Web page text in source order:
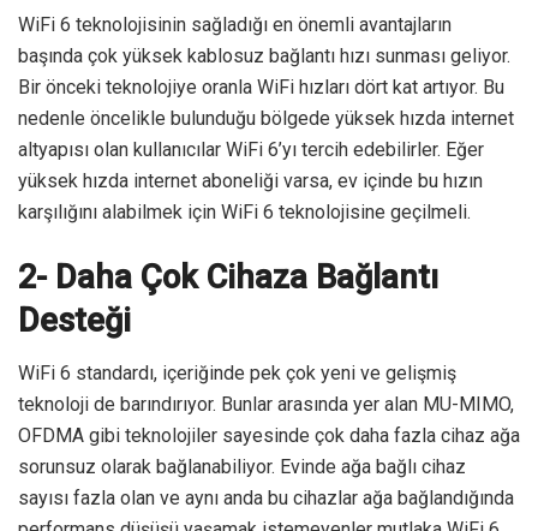
WiFi 6 teknolojisinin sağladığı en önemli avantajların
başında çok yüksek kablosuz bağlantı hızı sunması geliyor.
Bir önceki teknolojiye oranla WiFi hızları dört kat artıyor. Bu
nedenle öncelikle bulunduğu bölgede yüksek hızda internet
altyapısı olan kullanıcılar WiFi 6’yı tercih edebilirler. Eğer
yüksek hızda internet aboneliği varsa, ev içinde bu hızın
karşılığını alabilmek için WiFi 6 teknolojisine geçilmeli.
2- Daha Çok Cihaza Bağlantı
Desteği
WiFi 6 standardı, içeriğinde pek çok yeni ve gelişmiş
teknoloji de barındırıyor. Bunlar arasında yer alan MU-MIMO,
OFDMA gibi teknolojiler sayesinde çok daha fazla cihaz ağa
sorunsuz olarak bağlanabiliyor. Evinde ağa bağlı cihaz
sayısı fazla olan ve aynı anda bu cihazlar ağa bağlandığında